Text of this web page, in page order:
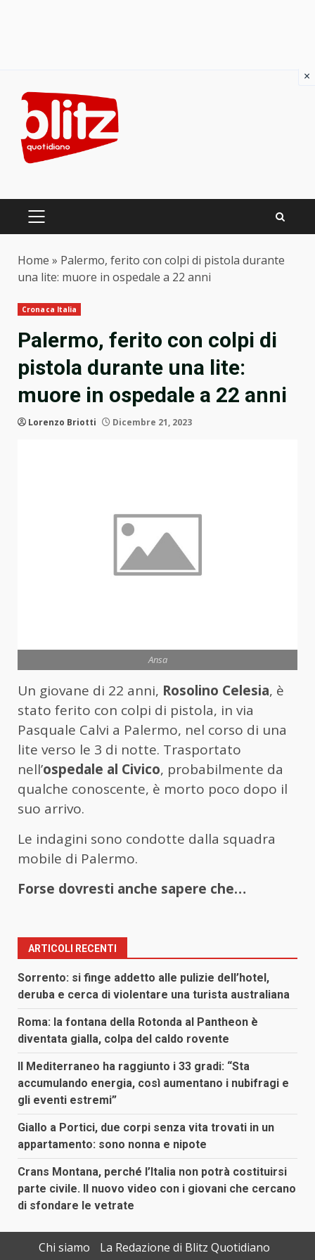
content
PRIMARY
Home » Palermo, ferito con colpi di pistola durante
una lite: muore in ospedale a 22 anni
Cronaca Italia
Palermo, ferito con colpi di
pistola durante una lite:
muore in ospedale a 22 anni
Lorenzo Briotti Dicembre 21, 2023
Ansa
Un giovane di 22 anni, Rosolino Celesia, è
stato ferito con colpi di pistola, in via
Pasquale Calvi a Palermo, nel corso di una
lite verso le 3 di notte. Trasportato
nell’ospedale al Civico, probabilmente da
qualche conoscente, è morto poco dopo il
suo arrivo.
Le indagini sono condotte dalla squadra
mobile di Palermo.
Forse dovresti anche sapere che…
ARTICOLI RECENTI
Sorrento: si finge addetto alle pulizie dell’hotel,
deruba e cerca di violentare una turista australiana
Roma: la fontana della Rotonda al Pantheon è
diventata gialla, colpa del caldo rovente
Il Mediterraneo ha raggiunto i 33 gradi: “Sta
accumulando energia, così aumentano i nubifragi e
gli eventi estremi”
Giallo a Portici, due corpi senza vita trovati in un
appartamento: sono nonna e nipote
Crans Montana, perché l’Italia non potrà costituirsi
parte civile. Il nuovo video con i giovani che cercano
di sfondare le vetrate
Chi siamo
La Redazione di Blitz Quotidiano
×